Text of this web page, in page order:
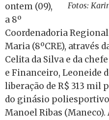
Fotos:
ontem (09),
a 8º
Coordenadoria Regional
Maria (8ºCRE), através
Celita da Silva e da
e Financeiro, Leoneide
liberação de R$ 313 mil
do ginásio
Manoel Ribas